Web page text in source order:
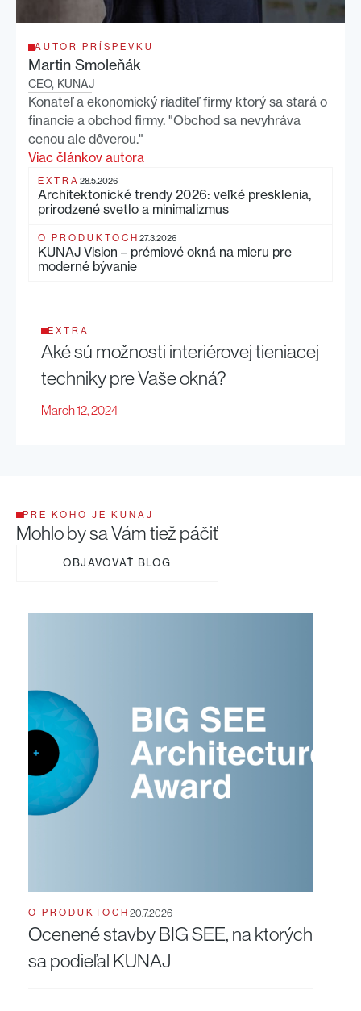
AUTOR PRÍSPEVKU
Martin Smoleňák
CEO, KUNAJ
Konateľ a ekonomický riaditeľ firmy ktorý sa stará o
financie a obchod firmy. "Obchod sa nevyhráva
cenou ale dôverou."
Viac článkov autora
EXTRA 28.5.2026
Architektonické trendy 2026: veľké presklenia,
prirodzené svetlo a minimalizmus
O PRODUKTOCH 27.3.2026
KUNAJ Vision – prémiové okná na mieru pre
moderné bývanie
EXTRA
Aké sú možnosti interiérovej tieniacej
techniky pre Vaše okná?
March 12, 2024
PRE KOHO JE KUNAJ
Mohlo by sa Vám tiež páčiť
OBJAVOVAŤ BLOG
O PRODUKTOCH20.7.2026
Ocenené stavby BIG SEE, na ktorých
sa podieľal KUNAJ